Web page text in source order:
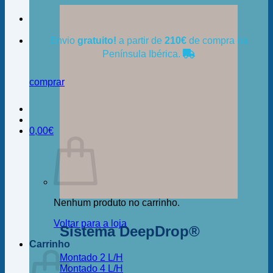
Envio gratuito! a partir de 210€de compra na
Península Ibérica.
comprar
0,00€
Nenhum produto no carrinho.
Voltar para a loja
Carrinho
Sistema DeepDrop®
Montado 2 L/H
Montado 4 L/H